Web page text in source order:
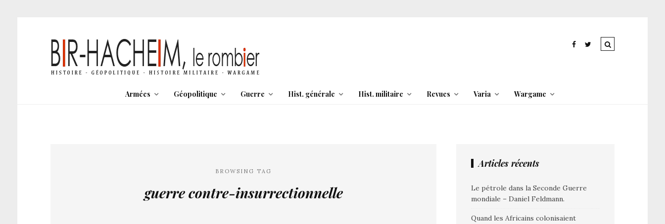
Armées Géopolitique Guerre Hist. générale Hist. militaire Revues Varia Wargame
BROWSING TAG
guerre contre-insurrectionnelle
Articles récents
Le pétrole dans la Seconde Guerre
mondiale – Daniel Feldmann.
Quand les Africains colonisaient